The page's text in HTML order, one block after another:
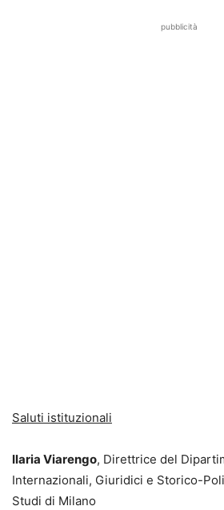
pubblicità
Saluti istituzionali
Ilaria Viarengo, Direttrice del
Internazionali, Giuridici e Storico-
Studi di Milano